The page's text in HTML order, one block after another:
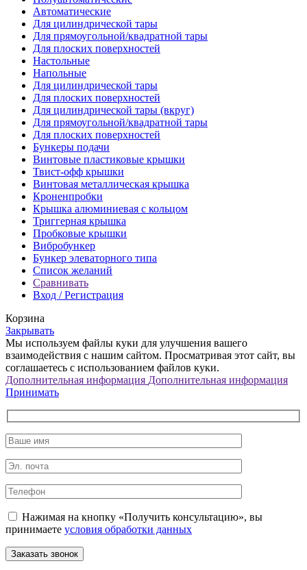
Автоматические
Для цилиндрической тaры
Для прямоугoльной/квадратной тары
Для плoских поверхностей
Настольные
Напольные
Для цилиндрической тары
Для плоских поверхностей
Для цилиндрической тары (вкруг)
Для прямоугольной/квадратной тары
Для плоских поверхностей
Бункеры подачи
Винтовые пластиковые крышки
Твист-офф крышки
Винтовая металлическая крышка
Кроненпробки
Крышка алюминиевая с кольцом
Триггерная крышка
Пробковые крышки
Вибробункер
Бункер элеваторного типа
Список желаний
Сравнивать
Вход / Регистрация
Корзина
Закрывать
Мы используем файлы куки для улучшения вашего
взаимодействия с нашим сайтом. Просматривая этот сайт, вы
соглашаетесь с использованием файлов куки.
Дополнительная информация Дополнительная информация
Принимать
Нажимая на кнопку «Получить консультацию», вы
принимаете условия обработки данных